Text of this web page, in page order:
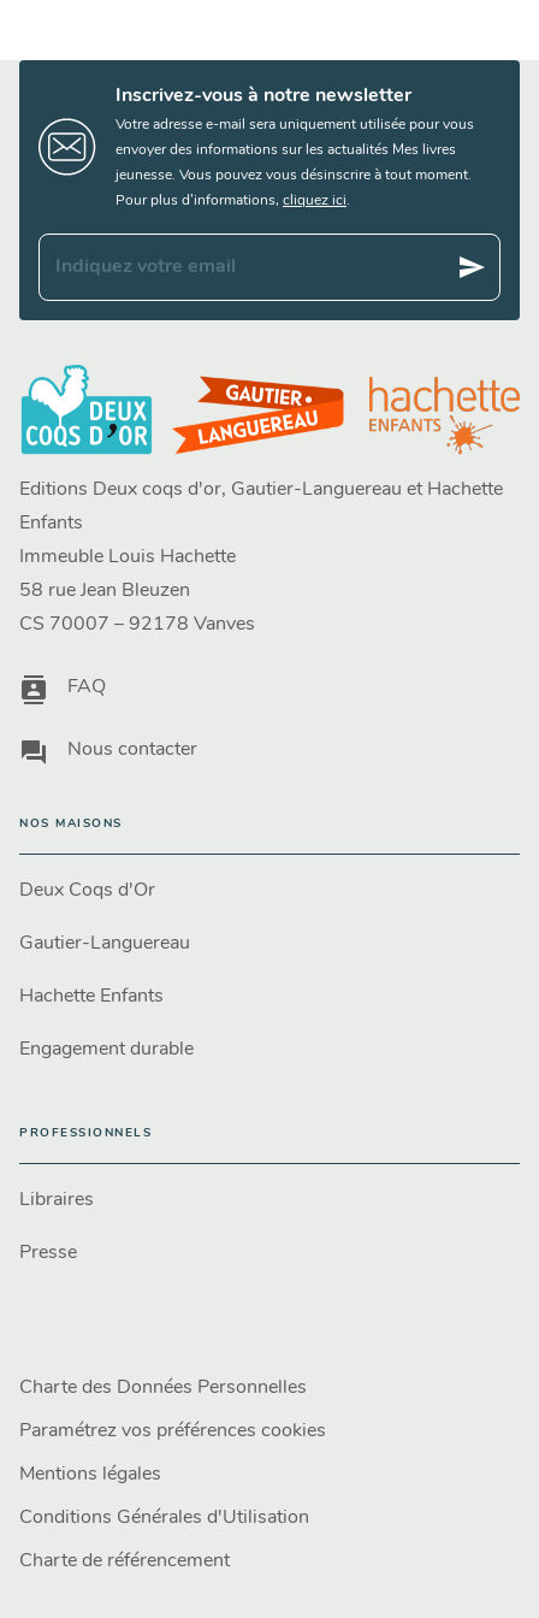
Inscrivez-vous à notre newsletter
Votre adresse e-mail sera uniquement utilisée pour vous
envoyer des informations sur les actualités Mes livres
jeunesse. Vous pouvez vous désinscrire à tout moment.
Pour plus d’informations, cliquez ici.
Indiquez votre email send
Editions Deux coqs d'or, Gautier-Languereau et Hachette
Enfants
Immeuble Louis Hachette
58 rue Jean Bleuzen
CS 70007 – 92178 Vanves
contacts FAQ
question_answer Nous contacter
NOS MAISONS
Deux Coqs d'Or
Gautier-Languereau
Hachette Enfants
Engagement durable
PROFESSIONNELS
Libraires
Presse
Charte des Données Personnelles
Paramétrez vos préférences cookies
Mentions légales
Conditions Générales d'Utilisation
Charte de référencement